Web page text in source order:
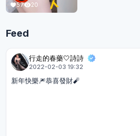
57 20
Feed
行走的春藥🤍詩詩
2022-02-03 19:32
新年快樂🎆恭喜發財🧨